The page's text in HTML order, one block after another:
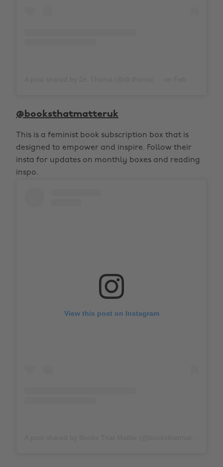
@booksthatmatteruk
This is a feminist book subscription box that is
designed to empower and inspire. Follow their
insta for updates on monthly boxes and reading
inspo.
View this post on Instagram